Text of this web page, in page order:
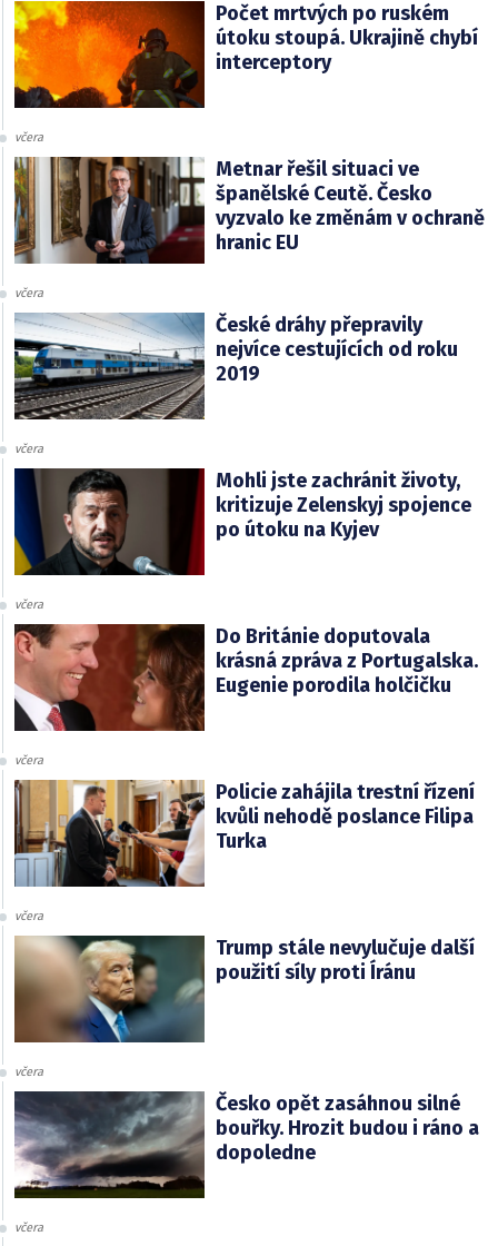
Počet mrtvých po ruském
útoku stoupá. Ukrajině chybí
interceptory
včera
Metnar řešil situaci ve
španělské Ceutě. Česko
vyzvalo ke změnám v ochraně
hranic EU
včera
České dráhy přepravily
nejvíce cestujících od roku
2019
včera
Mohli jste zachránit životy,
kritizuje Zelenskyj spojence
po útoku na Kyjev
včera
Do Británie doputovala
krásná zpráva z Portugalska.
Eugenie porodila holčičku
včera
Policie zahájila trestní řízení
kvůli nehodě poslance Filipa
Turka
včera
Trump stále nevylučuje další
použití síly proti Íránu
včera
Česko opět zasáhnou silné
bouřky. Hrozit budou i ráno a
dopoledne
včera